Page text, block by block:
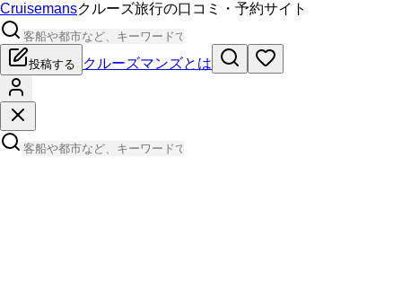
Cruisemansクルーズ旅行の口コミ・予約サイト
投稿する クルーズマンズとは